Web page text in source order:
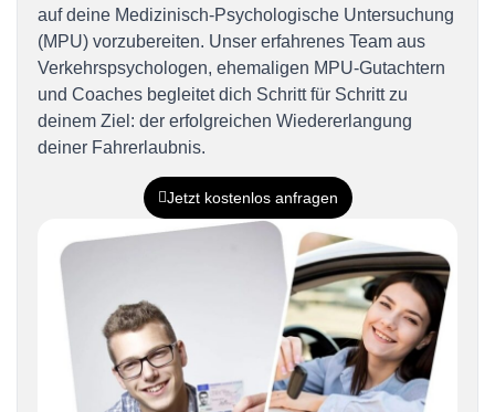
auf deine Medizinisch-Psychologische Untersuchung
(MPU) vorzubereiten. Unser erfahrenes Team aus
Verkehrspsychologen, ehemaligen MPU-Gutachtern
und Coaches begleitet dich Schritt für Schritt zu
deinem Ziel: der erfolgreichen Wiedererlangung
deiner Fahrerlaubnis.
Jetzt kostenlos anfragen